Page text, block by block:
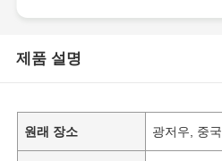
제품 설명
원래 장소 광저우, 중국